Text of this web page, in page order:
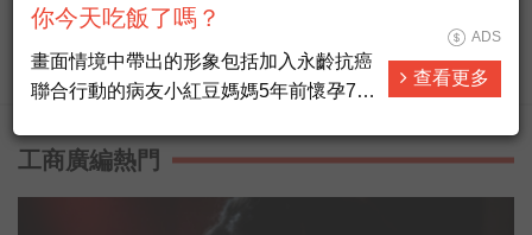
查看更多
工商廣編熱門
你今天吃飯了嗎？
畫面情境中帶出的形象包括加入永齡抗癌
聯合行動的病友小紅豆媽媽5年前懷孕7個
不放棄希望，最終順利的產下可愛的女
小紅豆媽媽最近加入了永齡的臨床研究計
ADS
查看更多